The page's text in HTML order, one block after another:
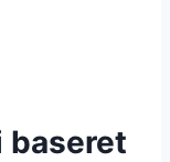
baseret